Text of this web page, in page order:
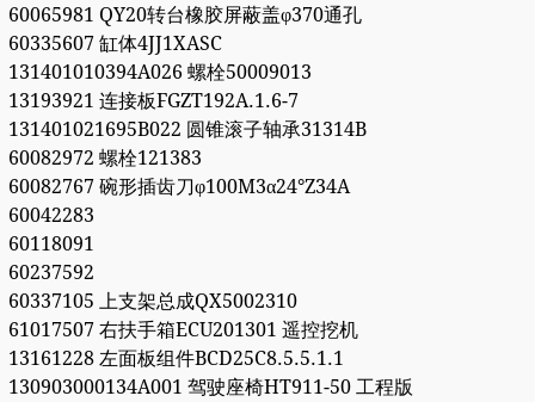
60065981 QY20转台橡胶屏蔽盖φ370通孔
60335607 缸体4JJ1XASC
131401010394A026 螺栓50009013
13193921 连接板FGZT192A.1.6-7
131401021695B022 圆锥滚子轴承31314B
60082972 螺栓121383
60082767 碗形插齿刀φ100M3α24°Z34A
60042283
60118091
60237592
60337105 上支架总成QX5002310
61017507 右扶手箱ECU201301 遥控挖机
13161228 左面板组件BCD25C8.5.5.1.1
130903000134A001 驾驶座椅HT911-50 工程版